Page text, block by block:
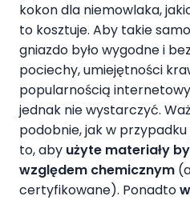
kokon dla niemowlaka,
to kosztuje. Aby takie
gniazdo było wygodne i
pociechy, umiejętności
popularnością
jednak nie wystarczyć.
podobnie, jak w
to, aby użyte materiały
względem chemicznym
certyfikowane). Ponadto